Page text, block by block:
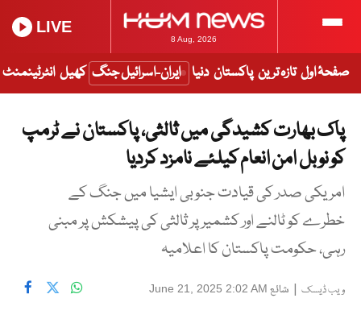
8 Aug, 2026
LIVE
صفحۂ اول تازہ ترین پاکستان دنیا ایران-اسرائیل جنگ کھیل انٹرٹینمنٹ
پاک بھارت کشیدگی میں ثالثی، پاکستان نے ٹرمپ
کو نوبل امن انعام کیلئے نامزد کردیا
امریکی صدر کی قیادت جنوبی ایشیا میں جنگ کے
خطرے کو ٹالنے اور کشمیر پر ثالثی کی پیشکش پر مبنی
رہی، حکومت پاکستان کا اعلامیہ
ویب ڈیسک | شائع June 21, 2025 2:02 AM